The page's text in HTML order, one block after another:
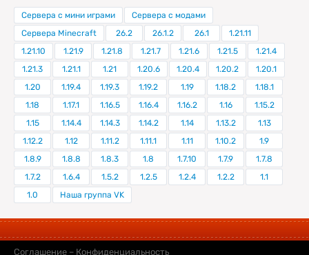
Сервера с мини играми
Сервера с модами
Сервера Minecraft
26.2 26.1.2 26.1
1.21.11
1.21.10
1.21.9 1.21.8 1.21.7 1.21.6 1.21.5
1.21.4
1.21.3
1.21.1 1.21 1.20.6 1.20.4 1.20.2
1.20.1
1.20
1.19.4 1.19.3 1.19.2 1.19 1.18.2
1.18.1
1.18
1.17.1 1.16.5 1.16.4 1.16.2 1.16
1.15.2
1.15
1.14.4 1.14.3 1.14.2 1.14 1.13.2
1.13
1.12.2
1.12 1.11.2 1.11.1 1.11 1.10.2
1.9
1.8.9
1.8.8 1.8.3 1.8 1.7.10 1.7.9
1.7.8
1.7.2
1.6.4 1.5.2 1.2.5 1.2.4 1.2.2
1.1
1.0
Наша группа VK
Соглашение – Конфиденциальность